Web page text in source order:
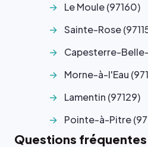
Le Moule (97160)
Sainte-Rose
Capesterre-
Morne-à-l'Eau
Lamentin (97129)
Pointe-à-Pitre
Questions fréquentes